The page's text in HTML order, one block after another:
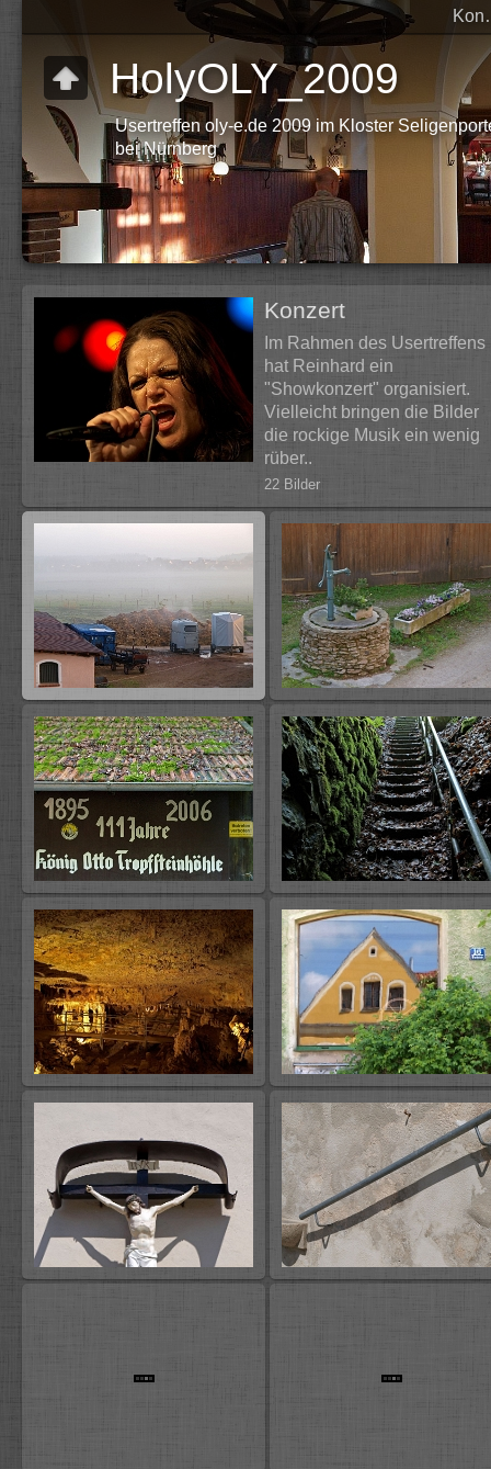
HolyOLY_2009
Usertreffen oly-e.de 2009 im Kloster
bei Nürnberg
Konzert
Im Rahmen des Usertreffens
hat Reinhard ein
"Showkonzert" organisiert.
Vielleicht bringen die Bilder
die rockige Musik ein wenig
rüber..
22 Bilder